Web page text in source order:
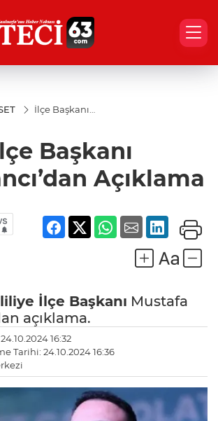
İlçe Başkanı
Başkanı
Açıklama
İlçe Başkanı Mustafa
açıklama.
16:32
Tarihi: 24.10.2024 16:36